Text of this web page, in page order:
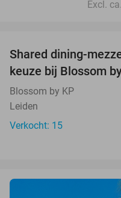
Excl.
Shared dining-
keuze bij Blossom
Blossom by KP
Leiden
Verkocht: 15